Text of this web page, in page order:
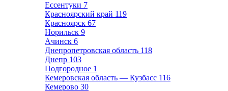
Ессентуки 7
Красноярский край 119
Красноярск 67
Норильск 9
Ачинск 6
Днепропетровская область 118
Днепр 103
Подгородное 1
Кемеровская область — Кузбасс 116
Кемерово 30